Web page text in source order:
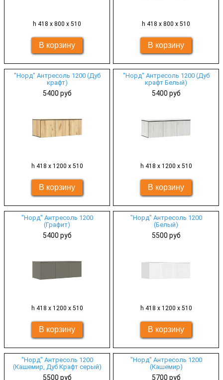
h 418 х 800 х 510 h 418 х 800 х 510
"Норд" Антресоль 1200 (Дуб
крафт)
5400 руб
h 418 х 1200 х 510
"Норд" Антресоль 1200 (Дуб
крафт Белый)
5400 руб
h 418 х 1200 х 510
"Норд" Антресоль 1200
(Графит)
5400 руб
h 418 х 1200 х 510
"Норд" Антресоль 1200
(Белый)
5500 руб
h 418 х 1200 х 510
"Норд" Антресоль 1200
(Кашемир, Дуб Крафт серый)
5500 руб
"Норд" Антресоль 1200
(Кашемир)
5700 руб